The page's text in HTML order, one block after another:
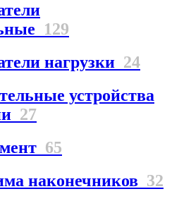
129
нагрузки 24
устройства
27
65
наконечников 32